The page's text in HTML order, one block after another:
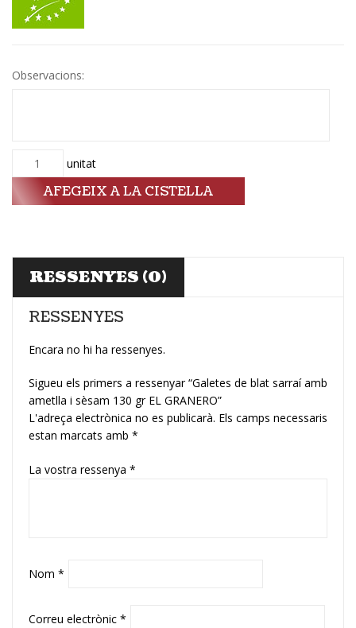
Observacions:
Quantitat unitat
AFEGEIX A LA CISTELLA
RESSENYES (0)
RESSENYES
Encara no hi ha ressenyes.
Sigueu els primers a ressenyar “Galetes de blat sarraí amb
ametlla i sèsam 130 gr EL GRANERO”
L'adreça electrònica no es publicarà. Els camps necessaris
estan marcats amb *
La vostra ressenya *
Nom *
Correu electrònic *